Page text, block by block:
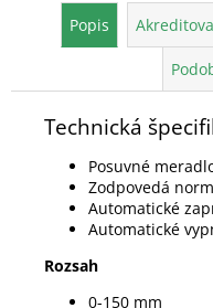
Popis
Technická
Posuvné
Zodpovedá
Automatické
Automatické
Rozsah
0-150 mm